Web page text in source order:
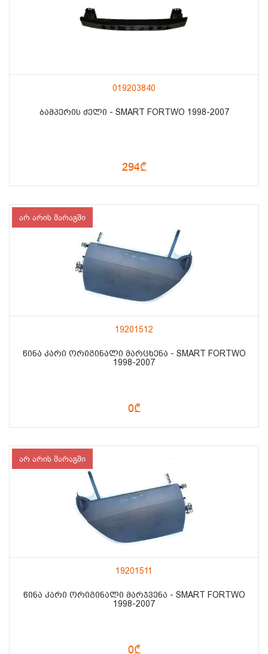
019203840
ᲑᲐᲛᲞᲔᲠᲘᲡ ᲫᲔᲚᲘ - SMART FORTWO 1998-2007
294₾
არ არის მარაგში
19201512
ᲬᲘᲜᲐ ᲙᲐᲠᲘ ᲝᲠᲘᲒᲘᲜᲐᲚᲘ ᲛᲐᲠᲪᲮᲔᲜᲐ - SMART FORTWO
1998-2007
0₾
არ არის მარაგში
19201511
ᲬᲘᲜᲐ ᲙᲐᲠᲘ ᲝᲠᲘᲒᲘᲜᲐᲚᲘ ᲛᲐᲠᲯᲕᲔᲜᲐ - SMART FORTWO
1998-2007
0₾